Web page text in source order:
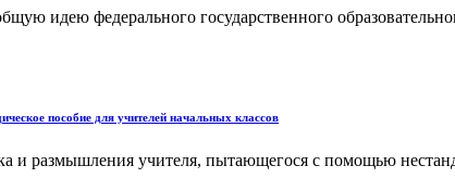
идею федерального государственного
пособие для учителей начальных классов
и размышления учителя, пытающегося с помощью